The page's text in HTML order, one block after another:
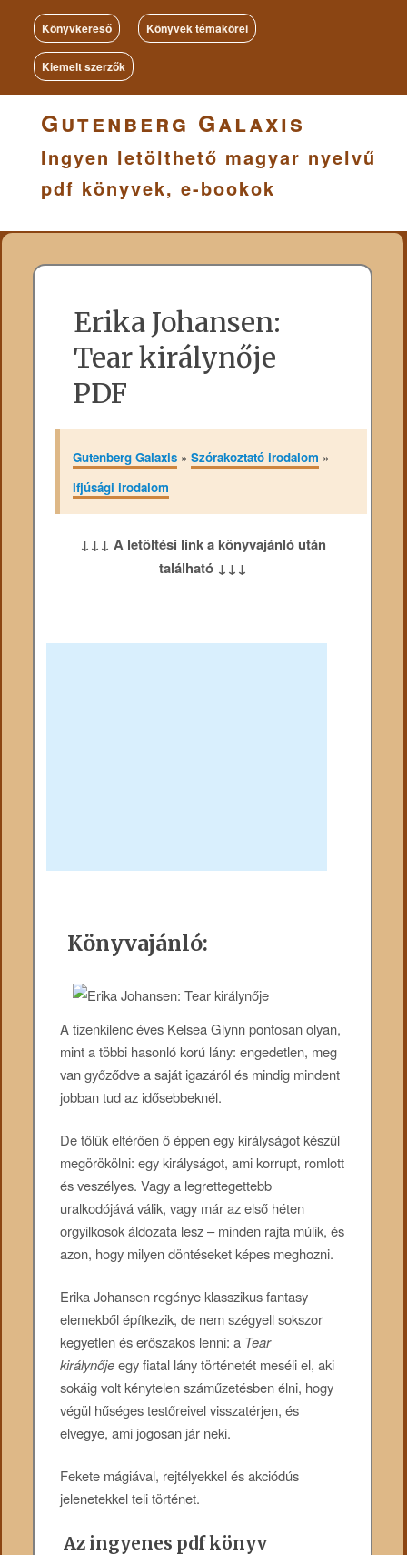
Könyvkereső Könyvek témakörei
Kiemelt szerzők
Gutenberg Galaxis
Ingyen letölthető magyar nyelvű
pdf könyvek, e-bookok
Erika Johansen:
Tear ​királynője
PDF
Gutenberg Galaxis» Szórakoztató irodalom »
Ifjúsági irodalom
↓↓↓ A letöltési link a könyvajánló után
található ↓↓↓
Könyvajánló:
A tizenkilenc éves Kelsea Glynn pontosan olyan,
mint a többi hasonló korú lány: engedetlen, meg
van győződve a saját igazáról és mindig mindent
jobban tud az idősebbeknél.
De tőlük eltérően ő éppen egy királyságot készül
megörökölni: egy királyságot, ami korrupt, romlott
és veszélyes. Vagy a legrettegettebb
uralkodójává válik, vagy már az első héten
orgyilkosok áldozata lesz – minden rajta múlik, és
azon, hogy milyen döntéseket képes meghozni.
Erika Johansen regénye klasszikus fantasy
elemekből építkezik, de nem szégyell sokszor
kegyetlen és erőszakos lenni: a Tear
királynőjeegy fiatal lány történetét meséli el, aki
sokáig volt kénytelen száműzetésben élni, hogy
végül hűséges testőreivel visszatérjen, és
elvegye, ami jogosan jár neki.
Fekete mágiával, rejtélyekkel és akciódús
jelenetekkel teli történet.
Az ingyenes pdf könyv